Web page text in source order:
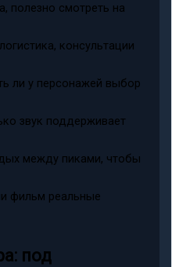
полезно смотреть на
консультации
ли у персонажей выбор
звук поддерживает
между пиками, чтобы
фильм реальные
под